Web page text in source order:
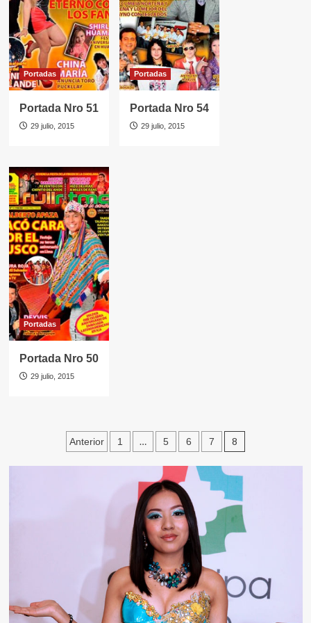
Portadas
Portada Nro 51
29 julio, 2015
Portadas
Portada Nro 54
29 julio, 2015
Portadas
Portada Nro 50
29 julio, 2015
Navegación
de
entradas
Anterior 1 … 5 6 7 8